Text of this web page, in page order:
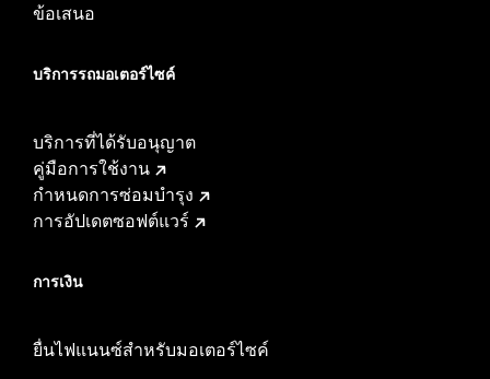
ข้อเสนอ
บริการรถมอเตอร์ไซค์​
บริการที่ได้รับอนุญาต
คู่มือการใช้งาน
กำหนดการซ่อมบำรุง
การอัปเดตซอฟต์แวร์
การเงิน
ยื่นไฟแนนซ์สำหรับมอเตอร์ไซค์